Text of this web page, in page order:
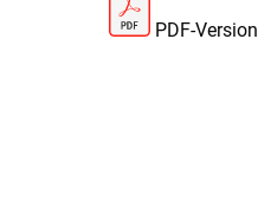
PDF-Version